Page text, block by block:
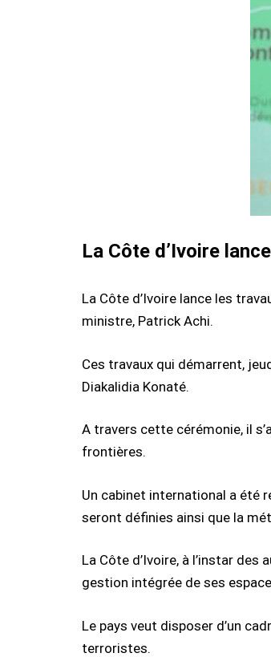
La Côte d’Ivoire
La Côte d’Ivoire lance les
ministre, Patrick Achi.
Ces travaux qui démarrent,
Diakalidia Konaté.
A travers cette cérémonie, il
frontières.
Un cabinet international a été
seront définies ainsi que la
La Côte d’Ivoire, à l’instar
gestion intégrée de ses
Le pays veut disposer d’un
terroristes.